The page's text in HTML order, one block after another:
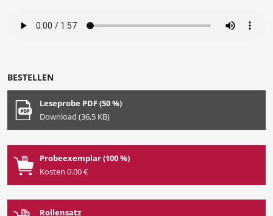
BESTELLEN
Leseprobe PDF (50 %)
Download (36,5 KB)
Probeexemplar (100 %)
Kosten 0.00 €
Rollensatz